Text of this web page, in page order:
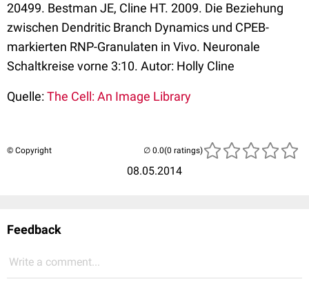
20499. Bestman JE, Cline HT. 2009. Die Beziehung
zwischen Dendritic Branch Dynamics und CPEB-
markierten RNP-Granulaten in Vivo. Neuronale
Schaltkreise vorne 3:10. Autor: Holly Cline
Quelle:The Cell: An Image Library
© Copyright
08.05.2014
(0 ratings)
Feedback
Write a comment...